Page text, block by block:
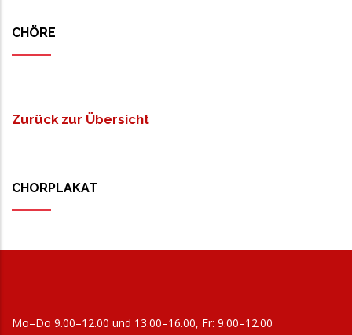
CHÖRE
Zurück zur Übersicht
CHORPLAKAT
Mo–Do 9.00–12.00 und 13.00–16.00, Fr: 9.00–12.00